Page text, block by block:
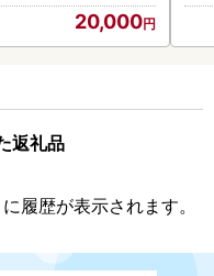
20,000
返礼品
履歴が表示されます。